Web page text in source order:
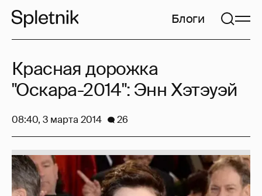
Блоги
Красная дорожка
"Оскара-2014": Энн Хэтэуэй
08:40, 3 марта 2014 26